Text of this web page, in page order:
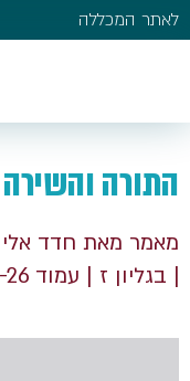
לאתר המכללה
התורה
מאמר מאת חדד אלי
| בגליון ז | עמוד 21-26